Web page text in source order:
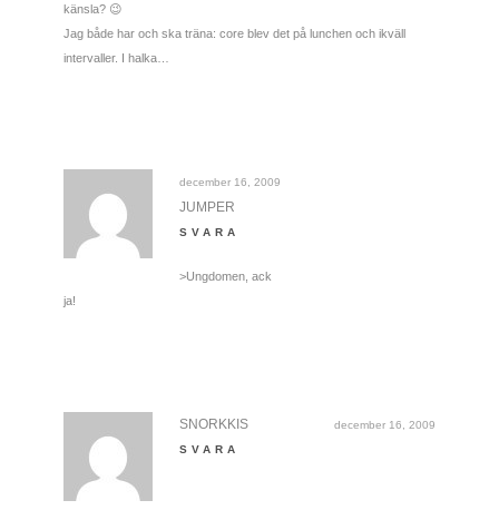
känsla? 😉
Jag både har och ska träna: core blev det på lunchen och ikväll
intervaller. I halka…
december 16, 2009
JUMPER
SVARA
>Ungdomen, ack
ja!
december 16, 2009
SNORKKIS
SVARA